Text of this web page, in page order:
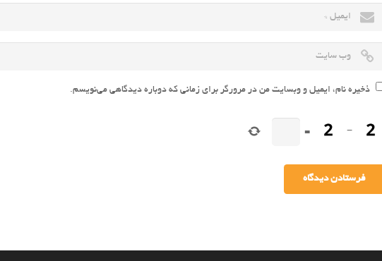
ذخیره نام، ایمیل و وبسایت من در مرورگر برای زمانی که دوباره دیدگاهی می‌نویسم.
−
=